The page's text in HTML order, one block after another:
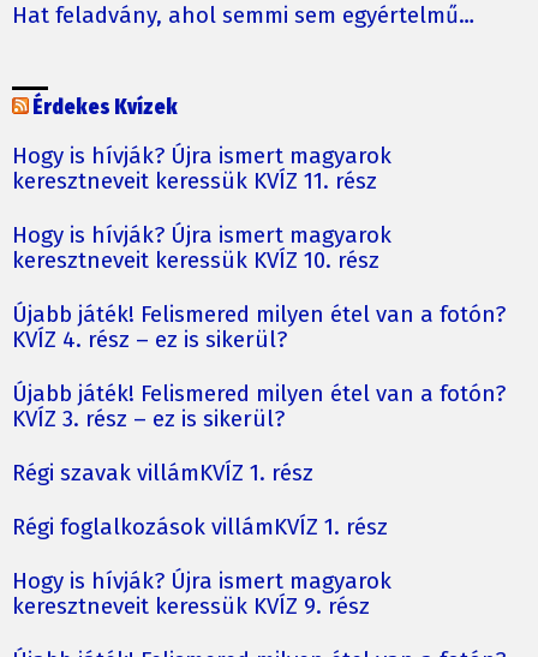
Hat feladvány, ahol semmi sem egyértelmű…
Érdekes Kvízek
Hogy is hívják? Újra ismert magyarok
keresztneveit keressük KVÍZ 11. rész
Hogy is hívják? Újra ismert magyarok
keresztneveit keressük KVÍZ 10. rész
Újabb játék! Felismered milyen étel van a fotón?
KVÍZ 4. rész – ez is sikerül?
Újabb játék! Felismered milyen étel van a fotón?
KVÍZ 3. rész – ez is sikerül?
Régi szavak villámKVÍZ 1. rész
Régi foglalkozások villámKVÍZ 1. rész
Hogy is hívják? Újra ismert magyarok
keresztneveit keressük KVÍZ 9. rész